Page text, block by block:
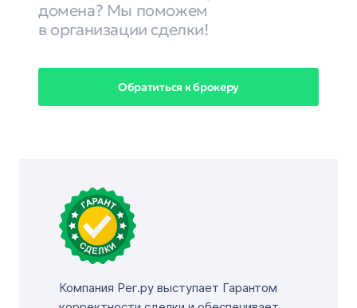
домена? Мы поможем
в организации сделки!
Обратиться к брокеру
Компания Рег.ру выступает Гарантом